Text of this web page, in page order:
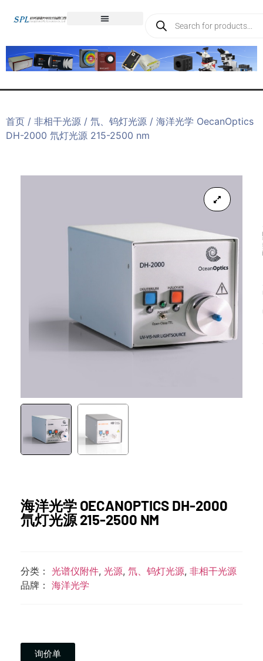
首页 / 非相干光源 / 氘、钨灯光源 / 海洋光学 OecanOptics
DH-2000 氘灯光源 215-2500 nm
海洋光学 OECANOPTICS DH-2000
氘灯光源 215-2500 NM
分类： 光谱仪附件, 光源, 氘、钨灯光源, 非相干光源
品牌： 海洋光学
询价单